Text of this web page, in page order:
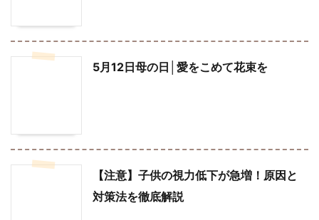
5月12日母の日│愛をこめて花束を
【注意】子供の視力低下が急増！原因と
対策法を徹底解説